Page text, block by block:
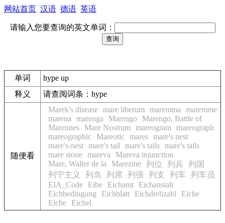
网站首页 汉语 德语 英语
请输入您要查询的英文单词：
单词
hype up
释义
请查阅词条：hype
随便看
Marek's disease mare liberum maremma
maremme
marena
marenga Marengo
Marengo, Battle of
Marennes
Mare Nostrum mareogram
mareograph
mareographic
Mareotic mares mare's nest
mare's-nest mare's tail mare's tails mare's tails
mare stone mareva
Mareva injunction
Mare, Walter de la
Marezine 列位 列兵 列国
列宁主义
列岛 列席 列强 列支 列车
列车员
EIA_Code
Eibe Eichamt
Eichanstalt
Eichbedingung
Eichblatt Eichdrehzahl
Eiche
Eiche
Eichel